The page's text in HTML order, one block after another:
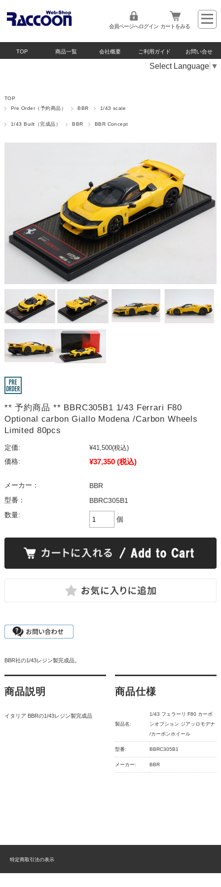
会員ページへログイン カートをみる
TOP 商品一覧 会社概要 ご利用ガイド お問い合せ
Select Language ▼
TOP
Pre Order（予約商品）
BBR 1/43 scale
1/43 Built（完成品） BBR BBR Concept
** 予約商品 ** BBRC305B1 1/43 Ferrari F80
Optional carbon Giallo Modena /Carbon Wheels
Limited 80pcs
定価: ¥41,500(税込)
価格:
¥37,350 (税込)
メーカー：
BBR
型番：
BBRC305B1
数量:
個
BBR社の1/43レジン製完成品。
商品説明
イタリア BBRの1/43レジン製完成品
商品仕様
製品名:
1/43 フェラーリ F80 カーボ
ンオプション ジアッロモデナ
/カーボンホイール
型番: BBRC305B1
メーカー: BBR
特定商取引法の表示